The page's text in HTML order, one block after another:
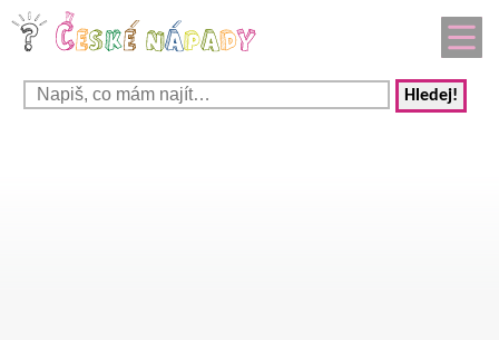
Hledej!